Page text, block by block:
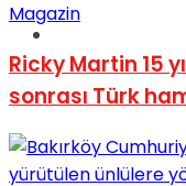
Magazin
Ricky Martin 15
sonrası Türk